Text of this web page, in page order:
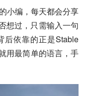
小编，每天都会分享
想过，只需输入一句
后依靠的正是Stable
用最简单的语言，手